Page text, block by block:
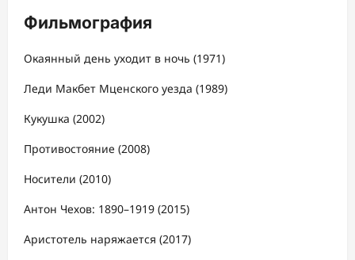
Фильмография
Окаянный день уходит в ночь (1971)
Леди Макбет Мценского уезда (1989)
Кукушка (2002)
Противостояние (2008)
Носители (2010)
Антон Чехов: 1890–1919 (2015)
Аристотель наряжается (2017)